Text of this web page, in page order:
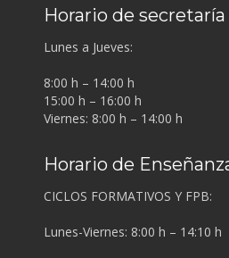
Horario de secretaría
Lunes a Jueves:
8:00 h – 14:00 h
15:00 h – 16:00 h
Viernes: 8:00 h – 14:00 h
Horario de
CICLOS FORMATIVOS Y FPB:
Lunes-Viernes: 8:00 h – 14:10 h